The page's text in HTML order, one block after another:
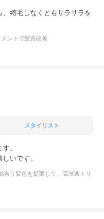
縮毛しなくともサラサラを
ントで髪質改善
スタイリスト
。
いです。
合う髪色を提案して、高浸透トリ